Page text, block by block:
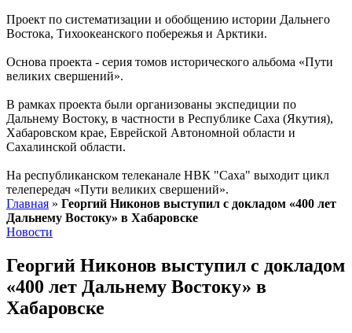
Проект по систематизации и обобщению истории Дальнего
Востока, Тихоокеанского побережья и Арктики.
Основа проекта - серия томов исторического альбома «Пути
великих свершений».
В рамках проекта были организованы экспедиции по
Дальнему Востоку, в частности в Республике Саха (Якутия),
Хабаровском крае, Еврейской Автономной области и
Сахалинской области.
На республиканском телеканале НВК "Саха" выходит цикл
телепередач «Пути великих свершений».
Главная » Георгий Никонов выступил с докладом «400 лет
Дальнему Востоку» в Хабаровске
Новости
Георгий Никонов выступил с докладом
«400 лет Дальнему Востоку» в
Хабаровске